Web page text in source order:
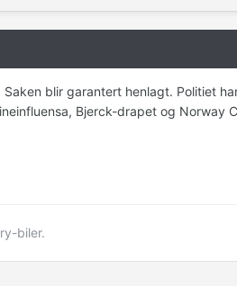
blir garantert henlagt. Politiet
Bjerck-drapet og Norway
biler.